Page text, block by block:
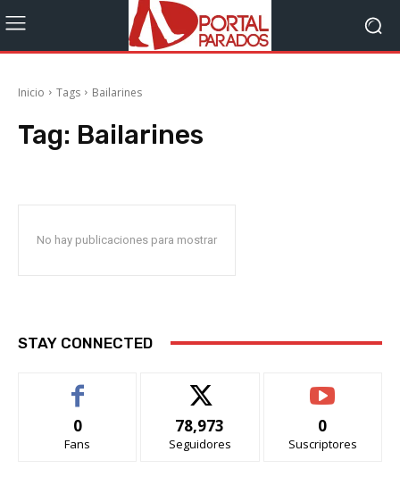
Inicio Tags Bailarines
Tag: Bailarines
No hay publicaciones para mostrar
STAY CONNECTED
0
Fans
78,973
Seguidores
0
Suscriptores